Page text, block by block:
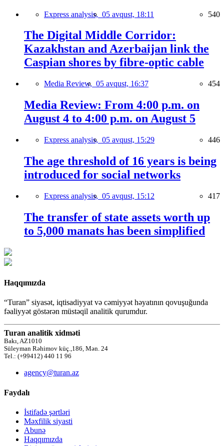
Express analysis, 05 avqust, 18:11 540
The Digital Middle Corridor:
Kazakhstan and Azerbaijan link the
Caspian shores by fibre-optic cable
Media Review, 05 avqust, 16:37 454
Media Review: From 4:00 p.m. on
August 4 to 4:00 p.m. on August 5
Express analysis, 05 avqust, 15:29 446
The age threshold of 16 years is being
introduced for social networks
Express analysis, 05 avqust, 15:12 417
The transfer of state assets worth up
to 5,000 manats has been simplified
Haqqımızda
“Turan” siyasət, iqtisadiyyat və cəmiyyət həyatının qovuşuğunda
fəaliyyət göstərən müstəqil analitik qurumdur.
Turan analitik xidməti
Bakı, AZ1010
Süleyman Rəhimov küç.,186, Mən. 24
Tel.: (+99412) 440 11 96
agency@turan.az
Faydalı
İstifadə şərtləri
Məxfilik siyasti
Abunə
Haqqımızda